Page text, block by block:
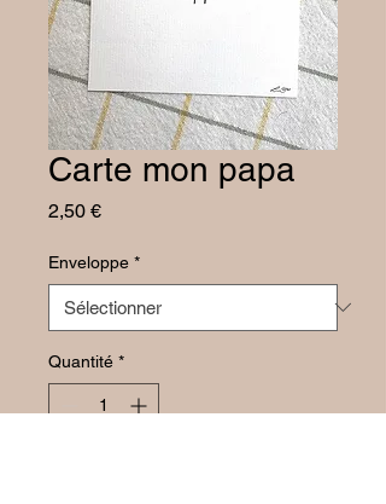
Carte mon papa
2,50 €Prix
Enveloppe *
Quantité *